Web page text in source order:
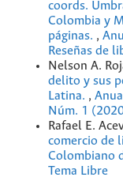
coords.
Colombia y
páginas. ,
Reseñas de
Nelson A.
delito y sus
Latina. ,
Núm. 1
Rafael E.
comercio de
Colombiano
Tema Libre